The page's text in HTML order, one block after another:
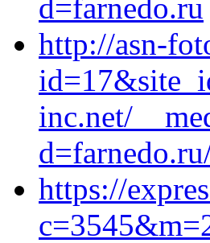
d=farnedo.ru
http://asn-
inc.net/
https://